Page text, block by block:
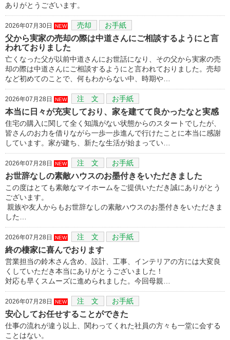
ありがとうございます。
2026年07月30日 NEW 売却 お手紙
父から実家の売却の際は中道さんにご相談するようにと言
われておりました
亡くなった父が以前中道さんにお世話になり、その父から実家の売
却の際は中道さんにご相談するようにと言われておりました。売却
など初めてのことで、何もわからない中、時期や…
2026年07月28日 NEW 注 文 お手紙
本当に日々が充実しており、家を建てて良かったなと実感
住宅の購入に関して全く知識がない状態からのスタートでしたが、
皆さんのお力を借りながら一歩一歩進んで行けたことに本当に感謝
しています。家が建ち、新たな生活が始まってい…
2026年07月28日 NEW 注 文 お手紙
お世辞なしの素敵ハウスのお墨付きをいただきました
この度はとても素敵なマイホームをご提供いただき誠にありがとう
ございます。
親族や友人からもお世辞なしの素敵ハウスのお墨付きをいただきま
した…
2026年07月28日 NEW 注 文 お手紙
終の棲家に喜んでおります
営業担当の鈴木さん含め、設計、工事、インテリアの方には大変良
くしていただき本当にありがとうございました！
対応も早くスムーズに進められました。今回母親…
2026年07月28日 NEW 注 文 お手紙
安心してお任せすることができた
仕事の流れが違う以上、関わってくれた社員の方々も一堂に会する
ことはない。